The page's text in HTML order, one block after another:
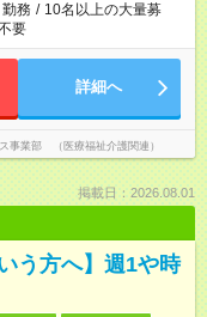
務 / 10名以上の大量募
要
詳細へ
事業部 （医療福祉介護関連）
掲載日：2026.08.01
う方へ】週1や時